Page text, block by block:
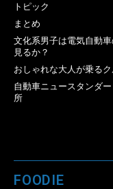
トピック
まとめ
文化系男子は電気自動
見るか？
おしゃれな大人が乗るク
自動車ニュースタンダ
所
FOODIE